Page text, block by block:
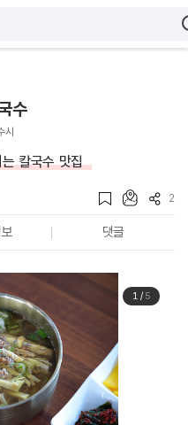
수
시
칼국수 맛집
2
댓글
1/ 5